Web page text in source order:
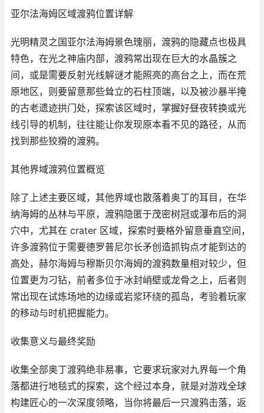
亚尔法海姆区域渡鸦位置详解
光明精灵之国亚尔法海姆景色瑰丽，渡鸦的隐藏点也极具
特色，在光之神庙内部，渡鸦常出现在巨大的水晶簇之
间，或是需要反射光线解谜才能照亮的高台之上，而在荒
原地区，则要留意那些耸立的石柱顶端，以及被沙暴半掩
的古老遗迹拱门处，探索该区域时，掌握好昼夜转换或光
线引导的机制，往往能让你发现原本看不见的路径，从而
找到那些狡猾的渡鸦。
其他界域渡鸦位置概览
除了上述主要区域，其他界域也散落着奥丁的耳目，在华
纳海姆的丛林与平原，渡鸦隐匿于茂密树冠或瀑布后的洞
穴中，尤其在 crater 区域，探索时要格外留意垂直空间，
许多渡鸦位于需要德罗普尼尔长矛创造抓钩点才能到达的
高处，赫尔海姆与穆斯贝尔海姆的渡鸦数量相对较少，但
位置更为刁钻，前者多位于冰封峭壁或龙骨之上，后者则
常出现在试炼场地的边缘或岩浆环绕的孤岛，考验着玩家
的移动与时机把握能力。
收集意义与最终奖励
收集全部奥丁渡鸦绝非易事，它要求玩家对九界每一个角
落都进行地毯式的探索，这个经过本身，就是对游戏全球
构建匠心的一次深度领略，当你将最后一只渡鸦击落，返